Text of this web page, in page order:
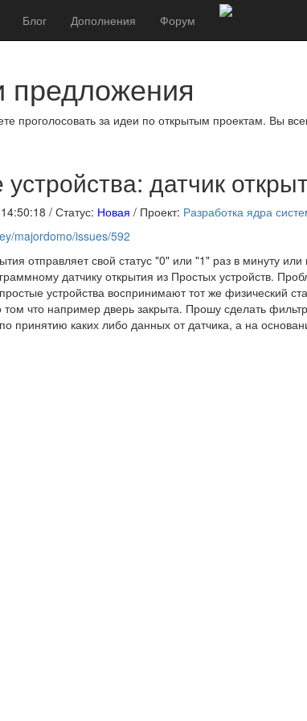
Блог Дополнения Форум
проголосовать за идеи по открытым проектам. Вы
датчик
/ Статус: Новая / Проект: Разработка ядра
majordomo/issues/592
отправляет свой статус "0" или "1" раз в минуту
датчику открытия из Простых устройств.
устройства воспринимают тот же физический
том что например дверь закрыта. Прошу сделать
принятию каких либо данных от датчика, а на